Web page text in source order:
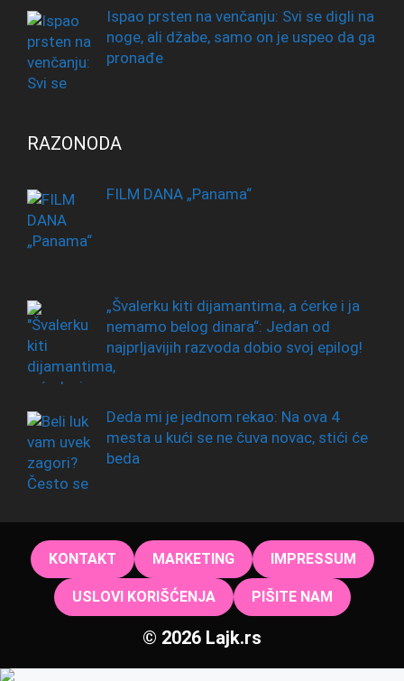
Ispao prsten na venčanju: Svi se digli na
noge, ali džabe, samo on je uspeo da ga
pronađe
RAZONODA
FILM DANA „Panama“
„Švalerku kiti dijamantima, a ćerke i ja
nemamo belog dinara“: Jedan od
najprljavijih razvoda dobio svoj epilog!
Deda mi je jednom rekao: Na ova 4
mesta u kući se ne čuva novac, stići će
beda
KONTAKT MARKETING IMPRESSUM
USLOVI KORIŠĆENJA PIŠITE NAM
© 2026 Lajk.rs